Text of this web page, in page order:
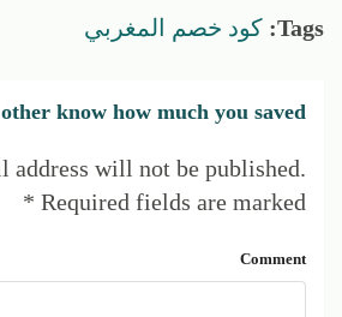
Tags: كود خصم المغربي
know how much you saved
address will not be published.
Required fields are marked
*
Comment